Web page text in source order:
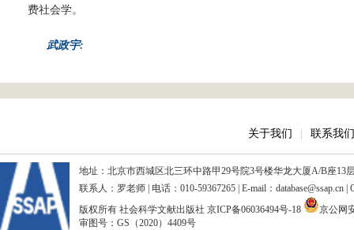
费社会学。
武政宇:
关于我们 联系我们
地址：北京市西城区北三环中路甲29号院3号楼华龙大厦A/B座13
联系人：罗老师 | 电话：010-59367265 | E-mail：database@ssap.cn
版权所有 社会科学文献出版社 京ICP备06036494号-18
京公网
审图号：GS（2020）4409号